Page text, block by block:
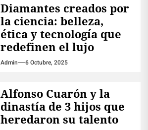
Diamantes creados por
la ciencia: belleza,
ética y tecnología que
redefinen el lujo
Admin 6 Octubre, 2025
Alfonso Cuarón y la
dinastía de 3 hijos que
heredaron su talento